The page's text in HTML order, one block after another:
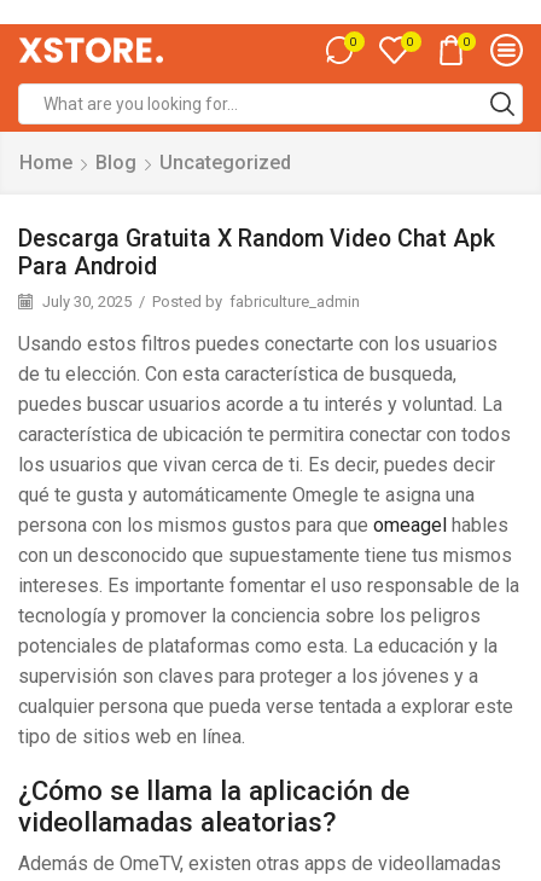
0 0 0
Home Blog Uncategorized
Descarga Gratuita X Random Video Chat Apk
Para Android
July 30, 2025 / Posted by fabriculture_admin
Usando estos filtros puedes conectarte con los usuarios
de tu elección. Con esta característica de busqueda,
puedes buscar usuarios acorde a tu interés y voluntad. La
característica de ubicación te permitira conectar con todos
los usuarios que vivan cerca de ti. Es decir, puedes decir
qué te gusta y automáticamente Omegle te asigna una
persona con los mismos gustos para que omeagel hables
con un desconocido que supuestamente tiene tus mismos
intereses. Es importante fomentar el uso responsable de la
tecnología y promover la conciencia sobre los peligros
potenciales de plataformas como esta. La educación y la
supervisión son claves para proteger a los jóvenes y a
cualquier persona que pueda verse tentada a explorar este
tipo de sitios web en línea.
¿Cómo se llama la aplicación de
videollamadas aleatorias?
Además de OmeTV, existen otras apps de videollamadas